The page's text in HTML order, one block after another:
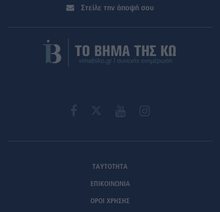
Στείλε την άποψή σου
ΤΑΥΤΟΤΗΤΑ
ΕΠΙΚΟΙΝΩΝΙΑ
ΟΡΟΙ ΧΡΗΣΗΣ